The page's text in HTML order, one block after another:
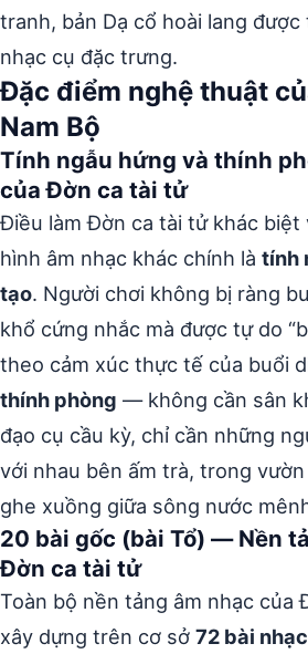
tranh, bản Dạ cổ hoài lang
nhạc cụ đặc trưng.
Đặc điểm nghệ thuật
Nam Bộ
Tính ngẫu hứng và thính
của Đờn ca tài tử
Điều làm Đờn ca tài tử khác biệt
hình âm nhạc khác chính là tính
tạo. Người chơi không bị ràng
khổ cứng nhắc mà được tự do
theo cảm xúc thực tế của buổi
thính phòng — không cần sân
đạo cụ cầu kỳ, chỉ cần những
với nhau bên ấm trà, trong
ghe xuồng giữa sông nước
20 bài gốc (bài Tổ) — Nền
Đờn ca tài tử
Toàn bộ nền tảng âm nhạc của
xây dựng trên cơ sở 72 bài